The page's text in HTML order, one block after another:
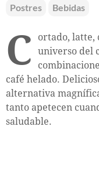
Postres
Bebidas
C
ortado, latte,
universo del
café helado.
alternativa
tanto apetecen
saludable.